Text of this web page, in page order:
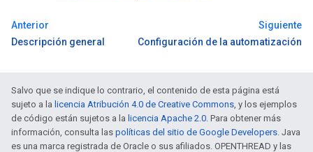
Anterior
Descripción general
Siguiente
Configuración de la automatización
Salvo que se indique lo contrario, el contenido de esta página está
sujeto a la licencia Atribución 4.0 de Creative Commons, y los ejemplos
de código están sujetos a la licencia Apache 2.0. Para obtener más
información, consulta las políticas del sitio de Google Developers. Java
es una marca registrada de Oracle o sus afiliados. OPENTHREAD y las